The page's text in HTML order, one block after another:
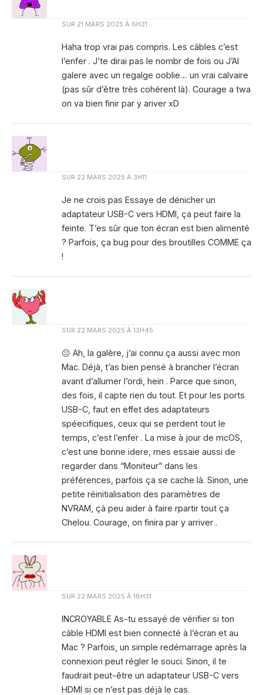
SUR 21 MARS 2025 À 6H31
Haha trop vrai pas compris. Les câbles c’est
l’enfer . J’te dirai pas le nombr de fois ou J’AI
galere avec un regalge ooblie… un vrai calvaire
(pas sûr d’être très cohérent là). Courage a twa
on va bien finir par y ariver xD
SUR 22 MARS 2025 À 3H11
Je ne crois pas Essaye de dénicher un
adaptateur USB-C vers HDMI, ça peut faire la
feinte. T’es sûr que ton écran est bien alimenté
? Parfois, ça bug pour des broutilles COMME ça
!
SUR 22 MARS 2025 À 13H45
😐 Ah, la galère, j’ai connu ça aussi avec mon
Mac. Déjà, t’as bien pensé à brancher l’écran
avant d’allumer l’ordi, hein . Parce que sinon,
des fois, il capte rien du tout. Et pour les ports
USB-C, faut en effet des adaptateurs
spéecifiques, ceux qui se perdent tout le
temps, c’est l’enfer . La mise à jour de mcOS,
c’est une bonne idere, mes essaie aussi de
regarder dans “Moniteur” dans les
préférences, parfois ça se cache là. Sinon, une
petite réinitialisation des paramètres de
NVRAM, çà peu aider à faire rpartir tout ça
Chelou. Courage, on finira par y arriver .
SUR 22 MARS 2025 À 18H31
INCROYABLE As-tu essayé de vérifier si ton
câble HDMI est bien connecté à l’écran et au
Mac ? Parfois, un simple redémarrage après la
connexion peut régler le souci. Sinon, il te
faudrait peut-être un adaptateur USB-C vers
HDMI si ce n’est pas déjà le cas.